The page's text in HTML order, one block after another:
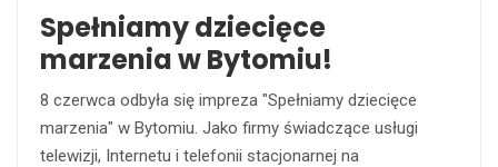
Spełniamy dziecięce
marzenia w Bytomiu!
8 czerwca odbyła się impreza "Spełniamy dziecięce
marzenia" w Bytomiu. Jako firmy świadczące usługi
telewizji, Internetu i telefonii stacjonarnej na